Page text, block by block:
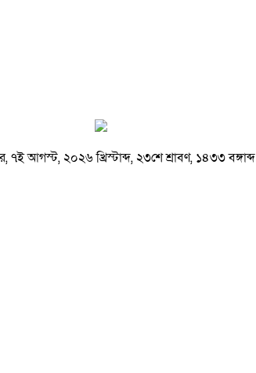
আগস্ট, ২০২৬ খ্রিস্টাব্দ, ২৩শে শ্রাবণ, ১৪৩৩ বঙ্গাব্দ